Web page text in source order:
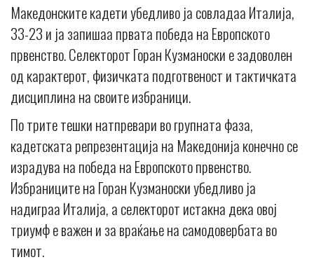
Македонските кадети убедливо ја совладаа Италија,
33-23 и ја запишаа првата победа на Европското
првенство. Селекторот Горан Кузманоски е задоволен
од карактерот, физичката подготвеност и тактичката
дисциплина на своите избраници.
По трите тешки натпревари во групната фаза,
кадетската репрезентација на Македонија конечно се
израдува на победа на Европското првенство.
Избраниците на Горан Кузманоски убедливо ја
надиграа Италија, а селекторот истакна дека овој
триумф е важен и за враќање на самодовербата во
тимот.